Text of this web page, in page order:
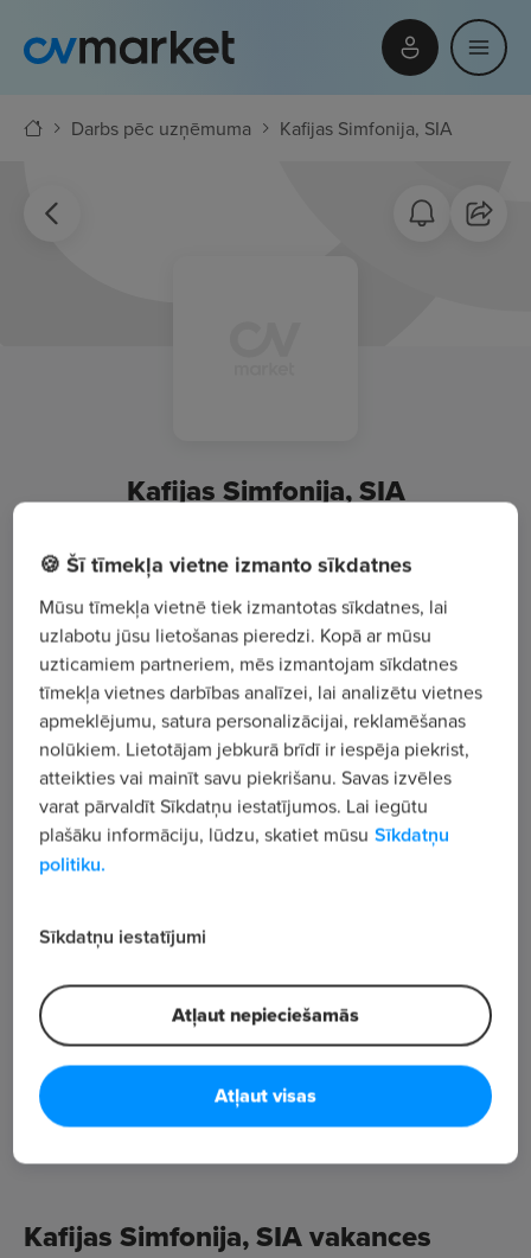
Darbs pēc uzņēmuma Kafijas Simfonija, SIA
Kafijas Simfonija, SIA
Vecmīlgrāvja 1. līnija 54 - 11, Rīga
Apskatīt visus sludinājumus
Uzņēmuma apraksts
177
Skatījumu skaits
Kafijas Simfonija, SIA vakances
🍪 Šī tīmekļa vietne izmanto sīkdatnes
Mūsu tīmekļa vietnē tiek izmantotas sīkdatnes, lai
uzlabotu jūsu lietošanas pieredzi. Kopā ar mūsu
uzticamiem partneriem, mēs izmantojam sīkdatnes
tīmekļa vietnes darbības analīzei, lai analizētu vietnes
apmeklējumu, satura personalizācijai, reklamēšanas
nolūkiem. Lietotājam jebkurā brīdī ir iespēja piekrist,
atteikties vai mainīt savu piekrišanu. Savas izvēles
varat pārvaldīt Sīkdatņu iestatījumos. Lai iegūtu
plašāku informāciju, lūdzu, skatiet mūsu Sīkdatņu
politiku.
Sīkdatņu iestatījumi
Atļaut nepieciešamās
Atļaut visas